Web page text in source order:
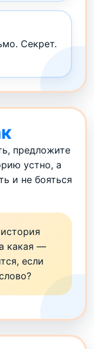
Секрет.
предложите
устно, а
и не бояться
какая —
если